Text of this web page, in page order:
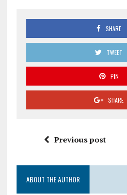
SHARE
TWEET
PIN
SHARE
Previous post
ABOUT THE AUTHOR